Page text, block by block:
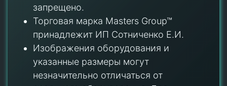
запрещено.
Торговая марка Masters Group™
принадлежит ИП Сотниченко Е.И.
Изображения оборудования и
указанные размеры могут
незначительно отличаться от